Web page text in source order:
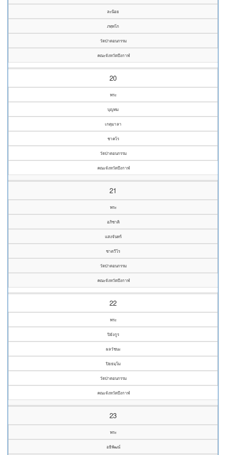
ละน้อย
ภทฺทโก
วัดป่าดอนกรรม
คณะจังหวัดบึงกาฬ
20
พระ
บุญทม
เกตุมาลา
ชาคโร
วัดป่าดอนกรรม
คณะจังหวัดบึงกาฬ
21
พระ
อภิชาติ
แสงจันทร์
ชาตวีโร
วัดป่าดอนกรรม
คณะจังหวัดบึงกาฬ
22
พระ
ปิยังกูร
ผลวัชนะ
ปิยธมฺโม
วัดป่าดอนกรรม
คณะจังหวัดบึงกาฬ
23
พระ
อธิพัฒน์